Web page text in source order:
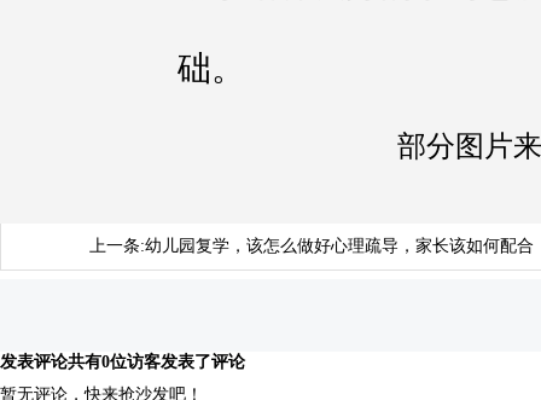
础。
部分图片
上一条:幼儿园复学，该怎么做好心理疏导，家长该如何配合
发表评论共有0位访客发表了评论
暂无评论，快来抢沙发吧！